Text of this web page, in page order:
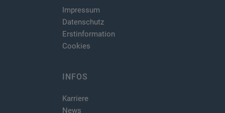
Impressum
Datenschutz
Erstinformation
Cookies
INFOS
Karriere
News